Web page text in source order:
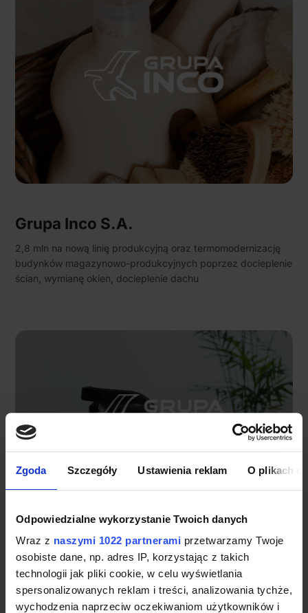
Zgoda Szczegóły Ustawienia reklam O plikach
Odpowiedzialne wykorzystanie Twoich danych
Wraz z naszymi 1022 partnerami przetwarzamy Twoje
osobiste dane, np. adres IP, korzystając z takich
technologii jak pliki cookie, w celu wyświetlania
spersonalizowanych reklam i treści, analizowania tychże,
wychodzenia naprzeciw oczekiwaniom użytkowników i
Grupa Inco S.A.
2,8 mln na nową linię produkcyjną oraz termomodernizację
budynków magazynowo-produkcyjnych poprzez docieplenie
ścian, wymianę okien, docieplenie dachu
Grupa Inco S.A.
2,5 mln na nową linię do produkcji butelek dla przemysłu
spożywczego i chemii gospodarczej i przemysłowej